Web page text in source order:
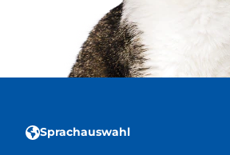
Sprachauswahl